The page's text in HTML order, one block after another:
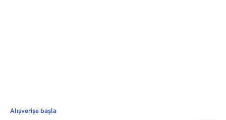
Alışverişe başla